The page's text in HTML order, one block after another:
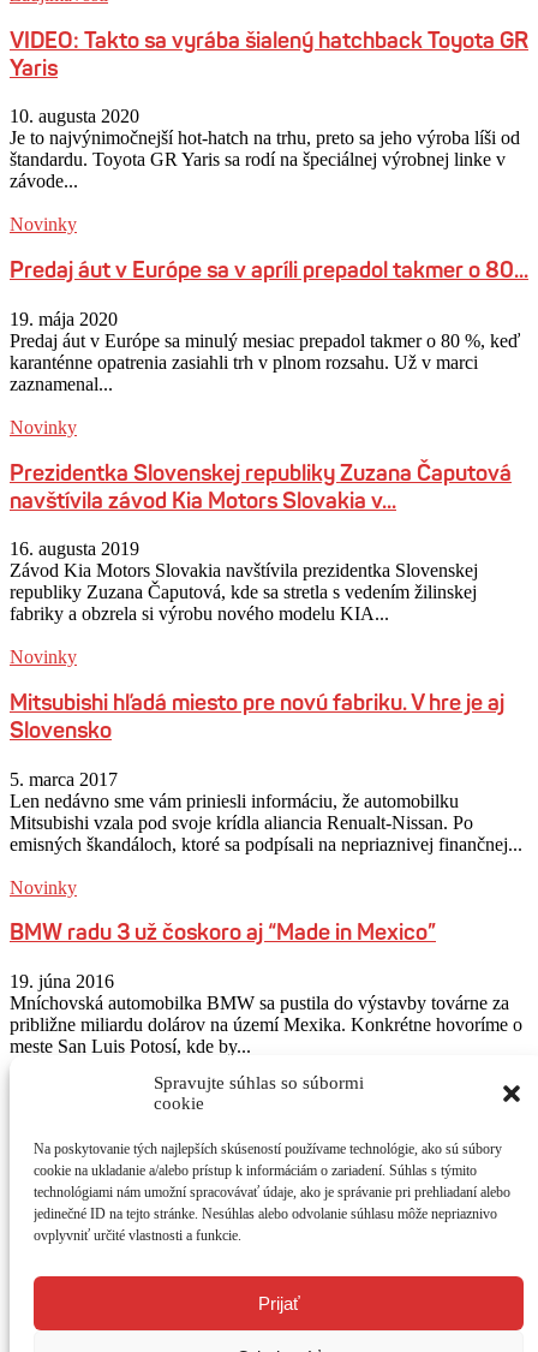
Spravujte súhlas so súbormi
cookie
Na poskytovanie tých najlepších skúseností používame technológie, ako sú súbory
cookie na ukladanie a/alebo prístup k informáciám o zariadení. Súhlas s týmito
technológiami nám umožní spracovávať údaje, ako je správanie pri prehliadaní alebo
jedinečné ID na tejto stránke. Nesúhlas alebo odvolanie súhlasu môže nepriaznivo
ovplyvniť určité vlastnosti a funkcie.
Prijať
VIDEO: Takto sa vyrába šialený hatchback Toyota GR
Yaris
10. augusta 2020
Je to najvýnimočnejší hot-hatch na trhu, preto sa jeho výroba líši od
štandardu. Toyota GR Yaris sa rodí na špeciálnej výrobnej linke v
závode...
Novinky
Predaj áut v Európe sa v apríli prepadol takmer o 80...
19. mája 2020
Predaj áut v Európe sa minulý mesiac prepadol takmer o 80 %, keď
karanténne opatrenia zasiahli trh v plnom rozsahu. Už v marci
zaznamenal...
Novinky
Prezidentka Slovenskej republiky Zuzana Čaputová
navštívila závod Kia Motors Slovakia v...
16. augusta 2019
Závod Kia Motors Slovakia navštívila prezidentka Slovenskej
republiky Zuzana Čaputová, kde sa stretla s vedením žilinskej
fabriky a obzrela si výrobu nového modelu KIA...
Novinky
Mitsubishi hľadá miesto pre novú fabriku. V hre je aj
Slovensko
5. marca 2017
Len nedávno sme vám priniesli informáciu, že automobilku
Mitsubishi vzala pod svoje krídla aliancia Renualt-Nissan. Po
emisných škandáloch, ktoré sa podpísali na nepriaznivej finančnej...
Novinky
BMW radu 3 už čoskoro aj “Made in Mexico”
19. júna 2016
Mníchovská automobilka BMW sa pustila do výstavby továrne za
približne miliardu dolárov na území Mexika. Konkrétne hovoríme o
meste San Luis Potosí, kde by...
Sledujte nás na Instagram @autogratis_magazin
O NÁS
AUTOGRÁTIS - jediný bezplatný motoristický časopis. Testy
vozidiel, prvé jazdy a novinky. Mesačne 44 strán vzrušujúceho
čítania o autách vatraktívnom grafickom dizajne. Časopis získate na
čerpacie stanice Shell, OMV a Slovnaft.
redakcia@autogratis.sk